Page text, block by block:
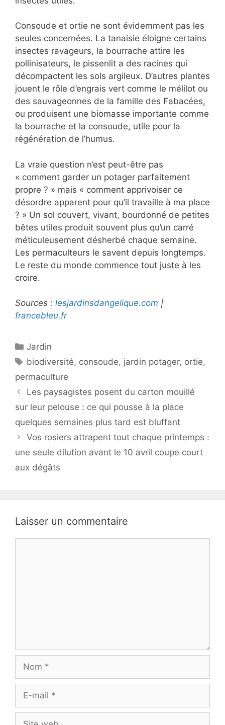
Consoude et ortie ne sont évidemment pas les
seules concernées. La tanaisie éloigne certains
insectes ravageurs, la bourrache attire les
pollinisateurs, le pissenlit a des racines qui
décompactent les sols argileux. D’autres plantes
jouent le rôle d’engrais vert comme le mélilot ou
des sauvageonnes de la famille des Fabacées,
ou produisent une biomasse importante comme
la bourrache et la consoude, utile pour la
régénération de l’humus.
La vraie question n’est peut-être pas
« comment garder un potager parfaitement
propre ? » mais « comment apprivoiser ce
désordre apparent pour qu’il travaille à ma place
? » Un sol couvert, vivant, bourdonné de petites
bêtes utiles produit souvent plus qu’un carré
méticuleusement désherbé chaque semaine.
Les permaculteurs le savent depuis longtemps.
Le reste du monde commence tout juste à les
croire.
Sources : lesjardinsdangelique.com |
francebleu.fr
Catégories
Jardin
Étiquettes
biodiversité, consoude, jardin potager, ortie,
permaculture
Les paysagistes posent du carton mouillé
sur leur pelouse : ce qui pousse à la place
quelques semaines plus tard est bluffant
Vos rosiers attrapent tout chaque printemps :
une seule dilution avant le 10 avril coupe court
aux dégâts
Laisser un commentaire
Nom
Site